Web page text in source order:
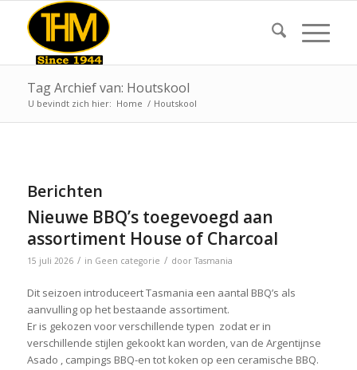
Tag Archief van: Houtskool
U bevindt zich hier: Home / Houtskool
Berichten
Nieuwe BBQ’s toegevoegd aan
assortiment House of Charcoal
15 juli 2026 / in Geen categorie / doorTasmania
Dit seizoen introduceert Tasmania een aantal BBQ’s als
aanvulling op het bestaande assortiment.
Er is gekozen voor verschillende typen zodat er in
verschillende stijlen gekookt kan worden, van de Argentijnse
Asado , campings BBQ-en tot koken op een ceramische BBQ.